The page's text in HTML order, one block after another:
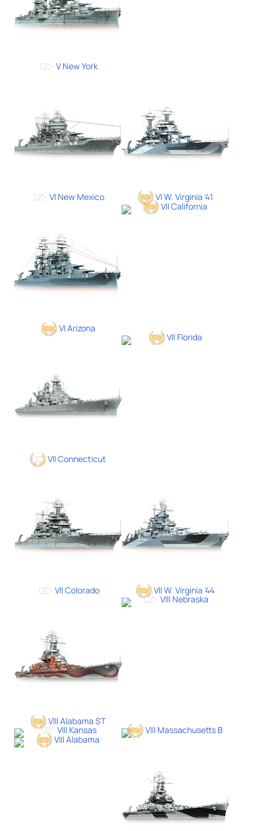
V New York
VI New Mexico VI W. Virginia '41
VI Arizona
VII California
VII Connecticut
VII Florida
VII Colorado VII W. Virginia '44
VIII Alabama ST
VIII Nebraska
VIII Kansas
VIII Massachusetts B
VIII Alabama